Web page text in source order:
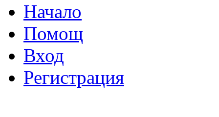
Начало
Помощ
Вход
Регистрация